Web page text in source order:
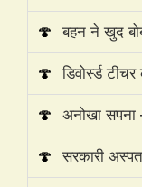
🍄 बहन ने खुद
🍄 डिवोर्स्ड
🍄 अनोखा सपना
🍄 सरकारी